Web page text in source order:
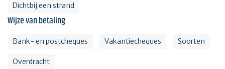
Dichtbij een strand
Wijze van betaling
Bank- en postcheques Vakantiecheques Soorten
Overdracht